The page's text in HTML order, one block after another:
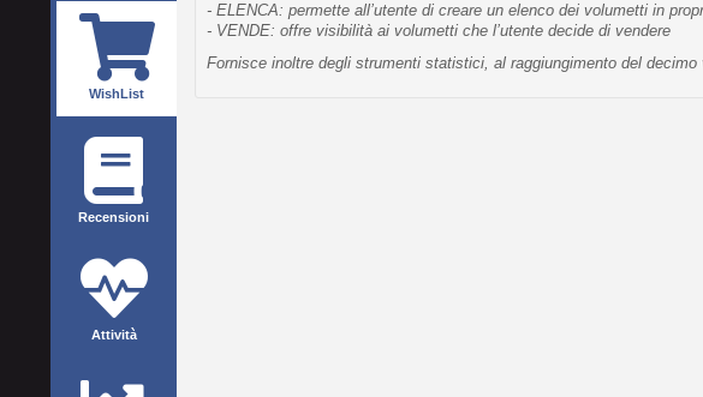
WishList
Recensioni
Attività
- ELENCA: permette all’utente di creare un elenco dei volumetti in
- VENDE: offre visibilità ai volumetti che l’utente decide di vendere
Fornisce inoltre degli strumenti statistici, al raggiungimento del